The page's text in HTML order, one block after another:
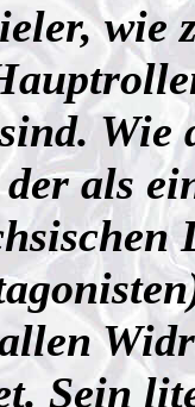
wie
Wie
der als
Sein